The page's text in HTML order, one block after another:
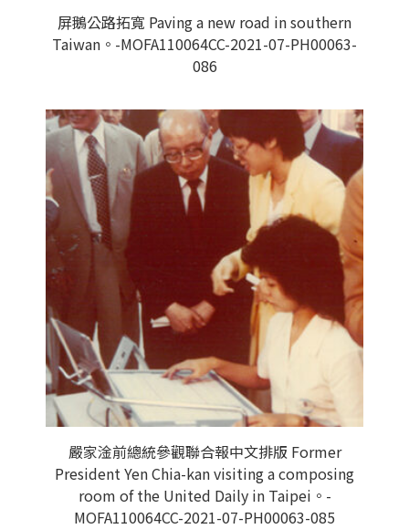
屏鵝公路拓寬 Paving a new road in southern
Taiwan。-MOFA110064CC-2021-07-PH00063-
086
嚴家淦前總統參觀聯合報中文排版 Former
President Yen Chia-kan visiting a composing
room of the United Daily in Taipei。-
MOFA110064CC-2021-07-PH00063-085